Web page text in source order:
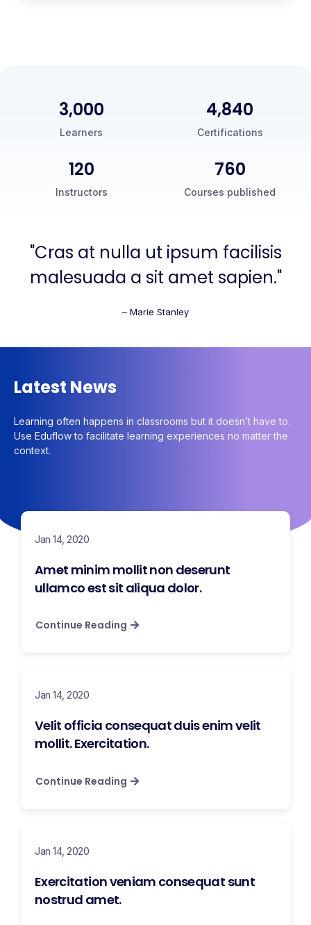
3,000
Learners
5,000
Certifications
120
Instructors
760
Courses published
"Cras at nulla ut ipsum facilisis
malesuada a sit amet sapien."
– Marie Stanley
Latest News
Learning often happens in classrooms but it doesn’t have to.
Use Eduflow to facilitate learning experiences no matter the
context.
Jan 14, 2020
Amet minim mollit non deserunt
ullamco est sit aliqua dolor.
Continue Reading
Jan 14, 2020
Velit officia consequat duis enim velit
mollit. Exercitation.
Continue Reading
Jan 14, 2020
Exercitation veniam consequat sunt
nostrud amet.